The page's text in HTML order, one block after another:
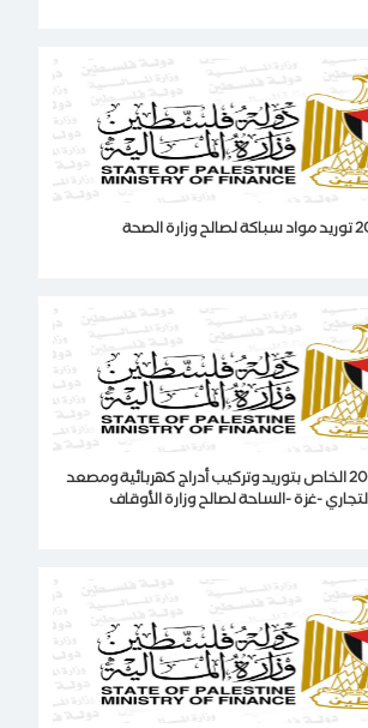
عطاء رقم 110 / 2023 الخاص بتوريد وتركيب أدراج كهربائية ومصعد
-غزة -الساحة لصالح وزارة الأوقاف